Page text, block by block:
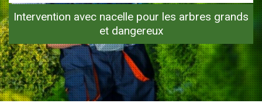
Intervention avec nacelle pour les arbres grands
et dangereux